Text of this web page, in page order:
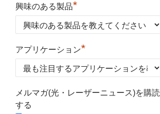
興味のある製品*
アプリケーション*
メルマガ(光・レーザーニュース)を購読
する